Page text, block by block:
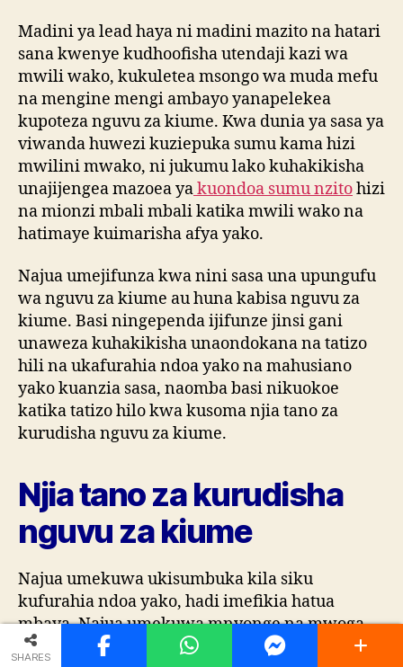
Madini ya lead haya ni madini mazito na hatari
sana kwenye kudhoofisha utendaji kazi wa
mwili wako, kukuletea msongo wa muda mefu
na mengine mengi ambayo yanapelekea
kupoteza nguvu za kiume. Kwa dunia ya sasa ya
viwanda huwezi kuziepuka sumu kama hizi
mwilini mwako, ni jukumu lako kuhakikisha
unajijengea mazoea yakuondoa sumu nzitohizi
na mionzi mbali mbali katika mwili wako na
hatimaye kuimarisha afya yako.
Najua umejifunza kwa nini sasa una upungufu
wa nguvu za kiume au huna kabisa nguvu za
kiume. Basi ningependa ijifunze jinsi gani
unaweza kuhakikisha unaondokana na tatizo
hili na ukafurahia ndoa yako na mahusiano
yako kuanzia sasa, naomba basi nikuokoe
katika tatizo hilo kwa kusoma njia tano za
kurudisha nguvu za kiume.
Njia tano za kurudisha
nguvu za kiume
Najua umekuwa ukisumbuka kila siku
kufurahia ndoa yako, hadi imefikia hatua
mbaya. Najua umekuwa mnyonge na mwoga
wa kugundulika kwa mwenza wako kuwa
SHARES